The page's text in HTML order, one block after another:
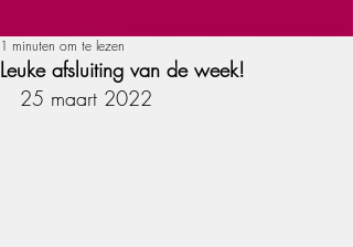
Leuke afsluiting van de week!
1 minuten om te lezen
25 maart 2022